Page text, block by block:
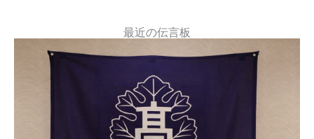
最近の伝言板